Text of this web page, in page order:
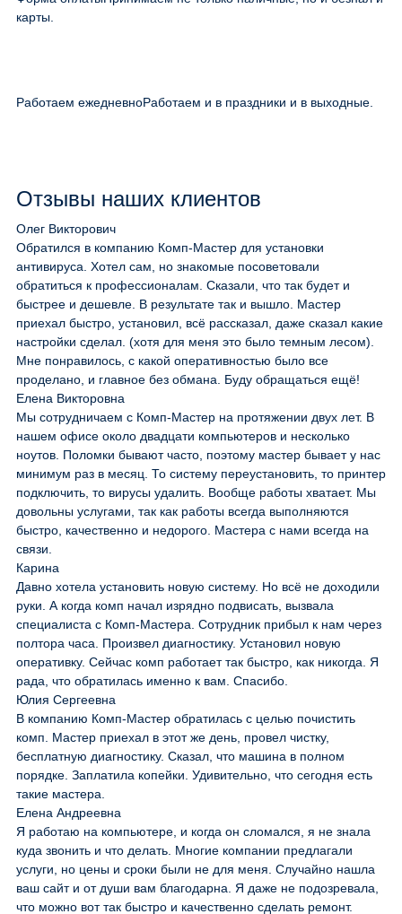
карты.
Работаем ежедневноРаботаем и в праздники и в выходные.
Отзывы наших клиентов
Олег Викторович
Обратился в компанию Комп-Мастер для установки
антивируса. Хотел сам, но знакомые посоветовали
обратиться к профессионалам. Сказали, что так будет и
быстрее и дешевле. В результате так и вышло. Мастер
приехал быстро, установил, всё рассказал, даже сказал какие
настройки сделал. (хотя для меня это было темным лесом).
Мне понравилось, с какой оперативностью было все
проделано, и главное без обмана. Буду обращаться ещё!
Елена Викторовна
Мы сотрудничаем с Комп-Мастер на протяжении двух лет. В
нашем офисе около двадцати компьютеров и несколько
ноутов. Поломки бывают часто, поэтому мастер бывает у нас
минимум раз в месяц. То систему переустановить, то принтер
подключить, то вирусы удалить. Вообще работы хватает. Мы
довольны услугами, так как работы всегда выполняются
быстро, качественно и недорого. Мастера с нами всегда на
связи.
Карина
Давно хотела установить новую систему. Но всё не доходили
руки. А когда комп начал изрядно подвисать, вызвала
специалиста с Комп-Мастера. Сотрудник прибыл к нам через
полтора часа. Произвел диагностику. Установил новую
оперативку. Сейчас комп работает так быстро, как никогда. Я
рада, что обратилась именно к вам. Спасибо.
Юлия Сергеевна
В компанию Комп-Мастер обратилась с целью почистить
комп. Мастер приехал в этот же день, провел чистку,
бесплатную диагностику. Сказал, что машина в полном
порядке. Заплатила копейки. Удивительно, что сегодня есть
такие мастера.
Елена Андреевна
Я работаю на компьютере, и когда он сломался, я не знала
куда звонить и что делать. Многие компании предлагали
услуги, но цены и сроки были не для меня. Случайно нашла
ваш сайт и от души вам благодарна. Я даже не подозревала,
что можно вот так быстро и качественно сделать ремонт.